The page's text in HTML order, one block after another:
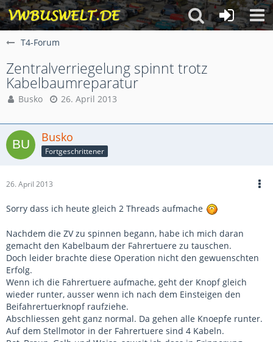
T4-Forum
Zentralverriegelung spinnt trotz
Kabelbaumreparatur
Busko 26. April 2013
Busko
Fortgeschrittener
26. April 2013
Sorry dass ich heute gleich 2 Threads aufmache
Nachdem die ZV zu spinnen begann, habe ich mich daran
gemacht den Kabelbaum der Fahrertuere zu tauschen.
Doch leider brachte diese Operation nicht den gewuenschten
Erfolg.
Wenn ich die Fahrertuere aufmache, geht der Knopf gleich
wieder runter, ausser wenn ich nach dem Einsteigen den
Beifahrertuerknopf raufziehe.
Abschliessen geht ganz normal. Da gehen alle Knoepfe runter.
Auf dem Stellmotor in der Fahrertuere sind 4 Kabeln.